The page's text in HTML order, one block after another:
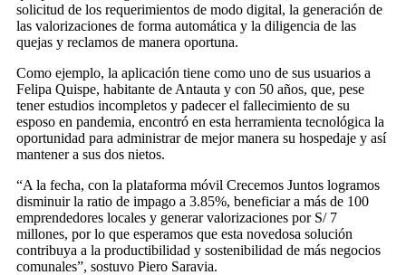
solicitud de los requerimientos de modo digital, la generación de
las valorizaciones de forma automática y la diligencia de las
quejas y reclamos de manera oportuna.
Como ejemplo, la aplicación tiene como uno de sus usuarios a
Felipa Quispe, habitante de Antauta y con 50 años, que, pese
tener estudios incompletos y padecer el fallecimiento de su
esposo en pandemia, encontró en esta herramienta tecnológica la
oportunidad para administrar de mejor manera su hospedaje y así
mantener a sus dos nietos.
“A la fecha, con la plataforma móvil Crecemos Juntos logramos
disminuir la ratio de impago a 3.85%, beneficiar a más de 100
emprendedores locales y generar valorizaciones por S/ 7
millones, por lo que esperamos que esta novedosa solución
contribuya a la productibilidad y sostenibilidad de más negocios
comunales”, sostuvo Piero Saravia.